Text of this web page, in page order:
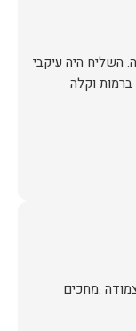
השליח היה עיקבי
ברמות וקלה
.מחכים